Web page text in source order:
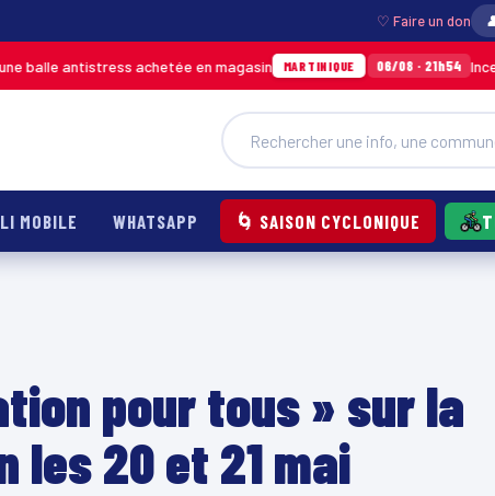
♡ Faire un don
achetée en magasin MARTINIQUE 06/08 · 21h54 Incendie à
MOBILE WHATSAPP 🌀 SAISON CYCLONIQUE
pour tous » sur la
les 20 et 21 mai